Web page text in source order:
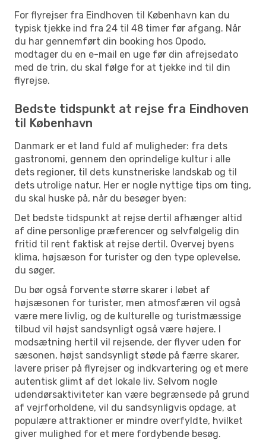
For flyrejser fra Eindhoven til København kan du
typisk tjekke ind fra 24 til 48 timer før afgang. Når
du har gennemført din booking hos Opodo,
modtager du en e-mail en uge før din afrejsedato
med de trin, du skal følge for at tjekke ind til din
flyrejse.
Bedste tidspunkt at rejse fra Eindhoven
til København
Danmark er et land fuld af muligheder: fra dets
gastronomi, gennem den oprindelige kultur i alle
dets regioner, til dets kunstneriske landskab og til
dets utrolige natur. Her er nogle nyttige tips om ting,
du skal huske på, når du besøger byen:
Det bedste tidspunkt at rejse dertil afhænger altid
af dine personlige præferencer og selvfølgelig din
fritid til rent faktisk at rejse dertil. Overvej byens
klima, højsæson for turister og den type oplevelse,
du søger.
Du bør også forvente større skarer i løbet af
højsæsonen for turister, men atmosfæren vil også
være mere livlig, og de kulturelle og turistmæssige
tilbud vil højst sandsynligt også være højere. I
modsætning hertil vil rejsende, der flyver uden for
sæsonen, højst sandsynligt støde på færre skarer,
lavere priser på flyrejser og indkvartering og et mere
autentisk glimt af det lokale liv. Selvom nogle
udendørsaktiviteter kan være begrænsede på grund
af vejrforholdene, vil du sandsynligvis opdage, at
populære attraktioner er mindre overfyldte, hvilket
giver mulighed for et mere fordybende besøg.